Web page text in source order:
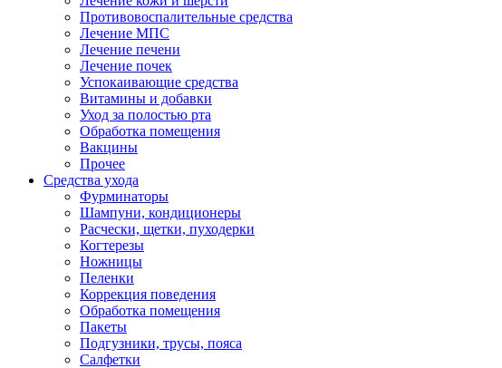
Противовоспалительные средства
Лечение МПС
Лечение печени
Лечение почек
Успокаивающие средства
Витамины и добавки
Уход за полостью рта
Обработка помещения
Вакцины
Прочее
Средства ухода
Фурминаторы
Шампуни, кондиционеры
Расчески, щетки, пуходерки
Когтерезы
Ножницы
Пеленки
Коррекция поведения
Обработка помещения
Пакеты
Подгузники, трусы, пояса
Салфетки